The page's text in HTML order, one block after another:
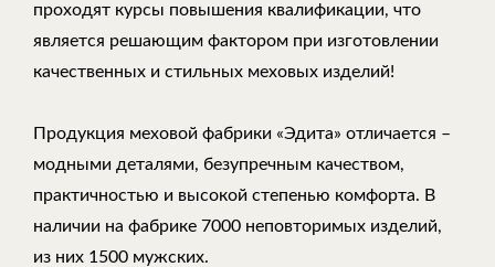
проходят курсы повышения квалификации, что
является решающим фактором при изготовлении
качественных и стильных меховых изделий!
Продукция меховой фабрики «Эдита» отличается –
модными деталями, безупречным качеством,
практичностью и высокой степенью комфорта. В
наличии на фабрике 7000 неповторимых изделий,
из них 1500 мужских.